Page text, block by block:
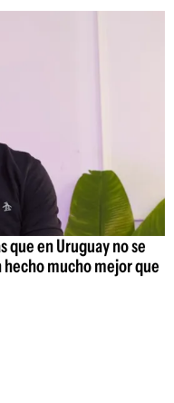
que en Uruguay no se
mucho mejor que